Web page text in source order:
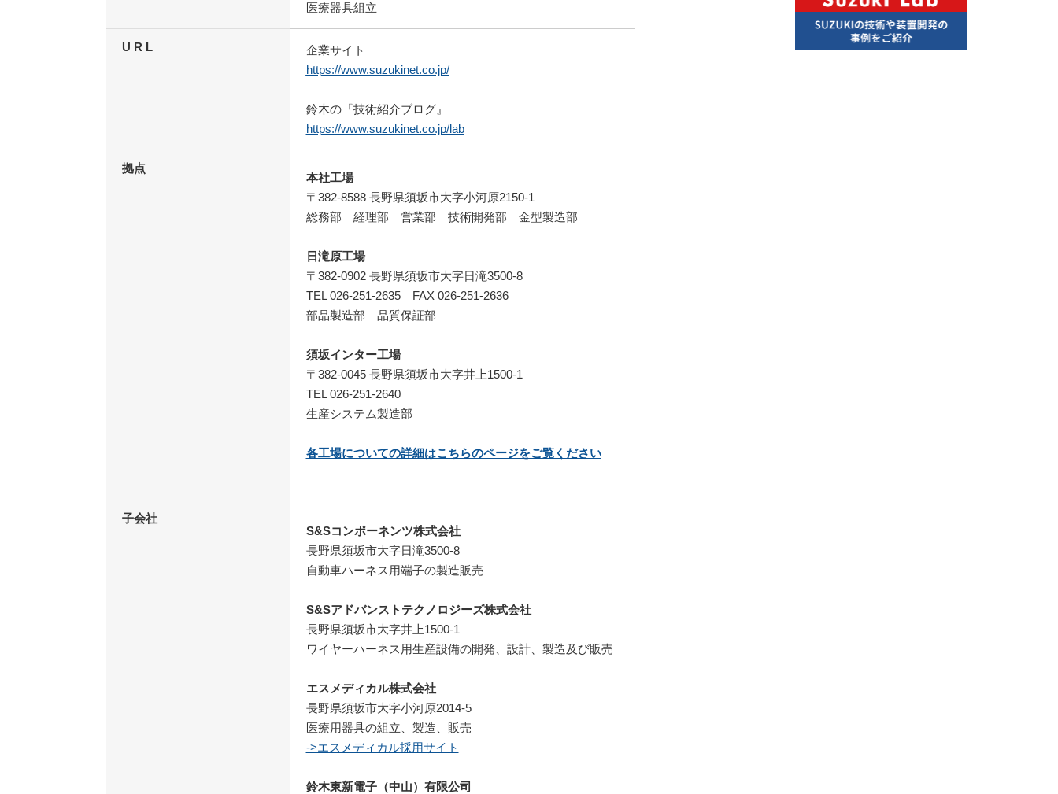
医療器具組立
U R L
企業サイト
https://www.suzukinet.co.jp/
鈴木の『技術紹介ブログ』
https://www.suzukinet.co.jp/lab
拠点
本社工場
〒382-8588 長野県須坂市大字小河原2150-1
総務部 経理部 営業部 技術開発部 金型製造部
日滝原工場
〒382-0902 長野県須坂市大字日滝3500-8
TEL 026-251-2635 FAX 026-251-2636
部品製造部 品質保証部
須坂インター工場
〒382-0045 長野県須坂市大字井上1500-1
TEL 026-251-2640
生産システム製造部
各工場についての詳細はこちらのページをご覧ください
子会社
S&Sコンポーネンツ株式会社
長野県須坂市大字日滝3500-8
自動車ハーネス用端子の製造販売
S&Sアドバンストテクノロジーズ株式会社
長野県須坂市大字井上1500-1
ワイヤーハーネス用生産設備の開発、設計、製造及び販売
エスメディカル株式会社
長野県須坂市大字小河原2014-5
医療用器具の組立、製造、販売
->エスメディカル採用サイト
鈴木東新電子（中山）有限公司